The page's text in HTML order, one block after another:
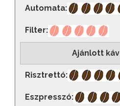
Automata:
Filter:
Ajánlott
Risztrettó:
Eszpresszó: